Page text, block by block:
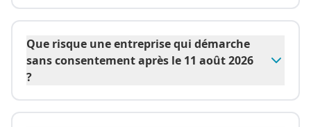
Que risque une entreprise qui démarche
sans consentement après le 11 août 2026
?